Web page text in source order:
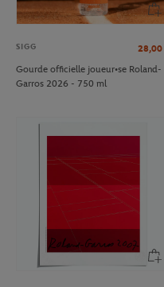
SIGG 28,00
Gourde officielle joueur•se Roland-
Garros 2026 - 750 ml